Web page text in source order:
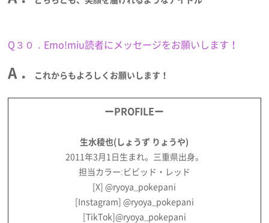
Q３０．Emo!miu読者にメッセージをお願いします！
A ． これからもよろしくお願いします！
ーPROFILEー
生水稜也(しょうず りょうや)
2011年3月1日生まれ。三重県出身。
担当カラー:ビビッド・レッド
[X]@ryoya_pokepani
[Instagram] @ryoya_pokepani
[TikTok]@ryoya_pokepani